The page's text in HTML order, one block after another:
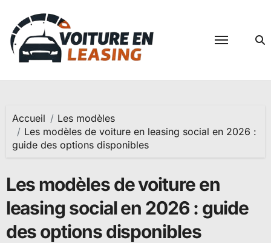
contenu
Accueil
Les modèles
Les modèles de voiture en leasing social en 2026 :
guide des options disponibles
Les modèles de voiture en
leasing social en 2026 : guide
des options disponibles